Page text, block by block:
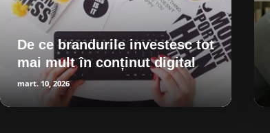
De ce brandurile investesc tot
mai mult în conținut digital
mart. 10, 2026